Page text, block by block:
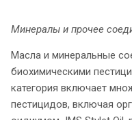
Минералы и прочее
Масла и минеральные
биохимическими
категория включает
пестицидов, включая